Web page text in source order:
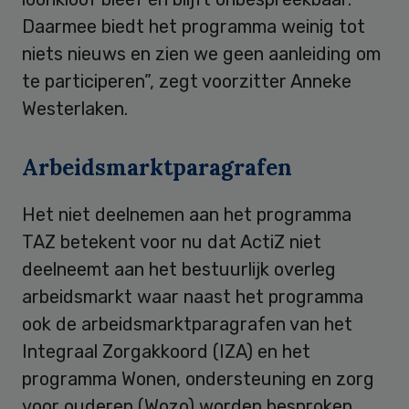
Daarmee biedt het programma weinig tot
niets nieuws en zien we geen aanleiding om
te participeren”, zegt voorzitter Anneke
Westerlaken.
Arbeidsmarktparagrafen
Het niet deelnemen aan het programma
TAZ betekent voor nu dat ActiZ niet
deelneemt aan het bestuurlijk overleg
arbeidsmarkt waar naast het programma
ook de arbeidsmarktparagrafen van het
Integraal Zorgakkoord (IZA) en het
programma Wonen, ondersteuning en zorg